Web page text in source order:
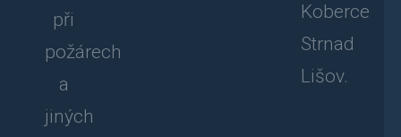
při
požárech
a
jiných
Koberce
Strnad
Lišov.